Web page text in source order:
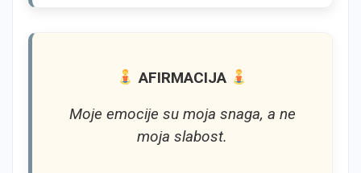
AFIRMACIJA
Moje emocije su moja snaga, a ne
moja slabost.